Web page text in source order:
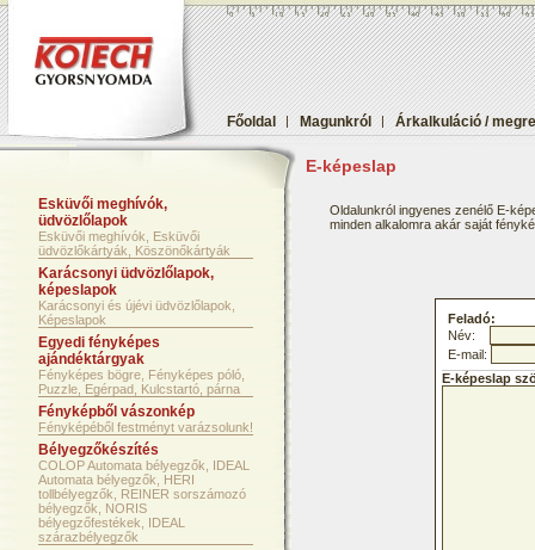
Főoldal | Magunkról | Árkalkuláció /
E-képeslap
Esküvői meghívók,
üdvözlőlapok
Esküvői meghívók, Esküvői
üdvözlőkártyák, Köszönőkártyák
Karácsonyi üdvözlőlapok,
képeslapok
Karácsonyi és újévi üdvözlőlapok,
Képeslapok
Egyedi fényképes
ajándéktárgyak
Fényképes bögre, Fényképes póló,
Puzzle, Egérpad, Kulcstartó, párna
Fényképből vászonkép
Fényképéből festményt varázsolunk!
Bélyegzőkészítés
COLOP Automata bélyegzők, IDEAL
Automata bélyegzők, HERI
tollbélyegzők, REINER sorszámozó
bélyegzők, NORIS
bélyegzőfestékek, IDEAL
szárazbélyegzők
Oldalunkról ingyenes zenélő E-
minden alkalomra akár saját
Feladó:
Név:
E-mail:
E-képeslap